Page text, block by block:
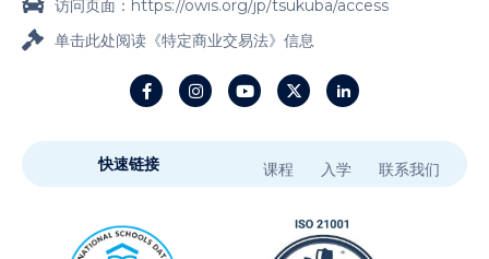
访问页面：https://owis.org/jp/tsukuba/access
单击此处阅读《特定商业交易法》信息
快速链接 课程 入学 联系我们